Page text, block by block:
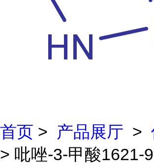
首页 > 产品展厅 >
> 吡唑-3-甲酸1621-